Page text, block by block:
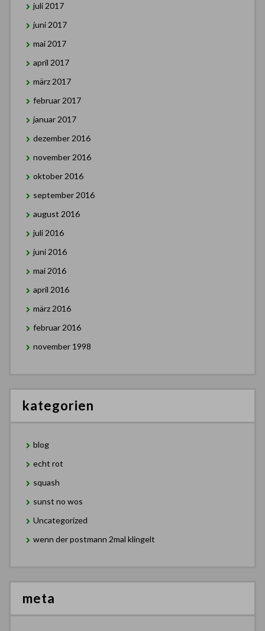
juli 2017
juni 2017
mai 2017
april 2017
märz 2017
februar 2017
januar 2017
dezember 2016
november 2016
oktober 2016
september 2016
august 2016
juli 2016
juni 2016
mai 2016
april 2016
märz 2016
februar 2016
november 1998
kategorien
blog
echt rot
squash
sunst no wos
Uncategorized
wenn der postmann 2mal klingelt
meta